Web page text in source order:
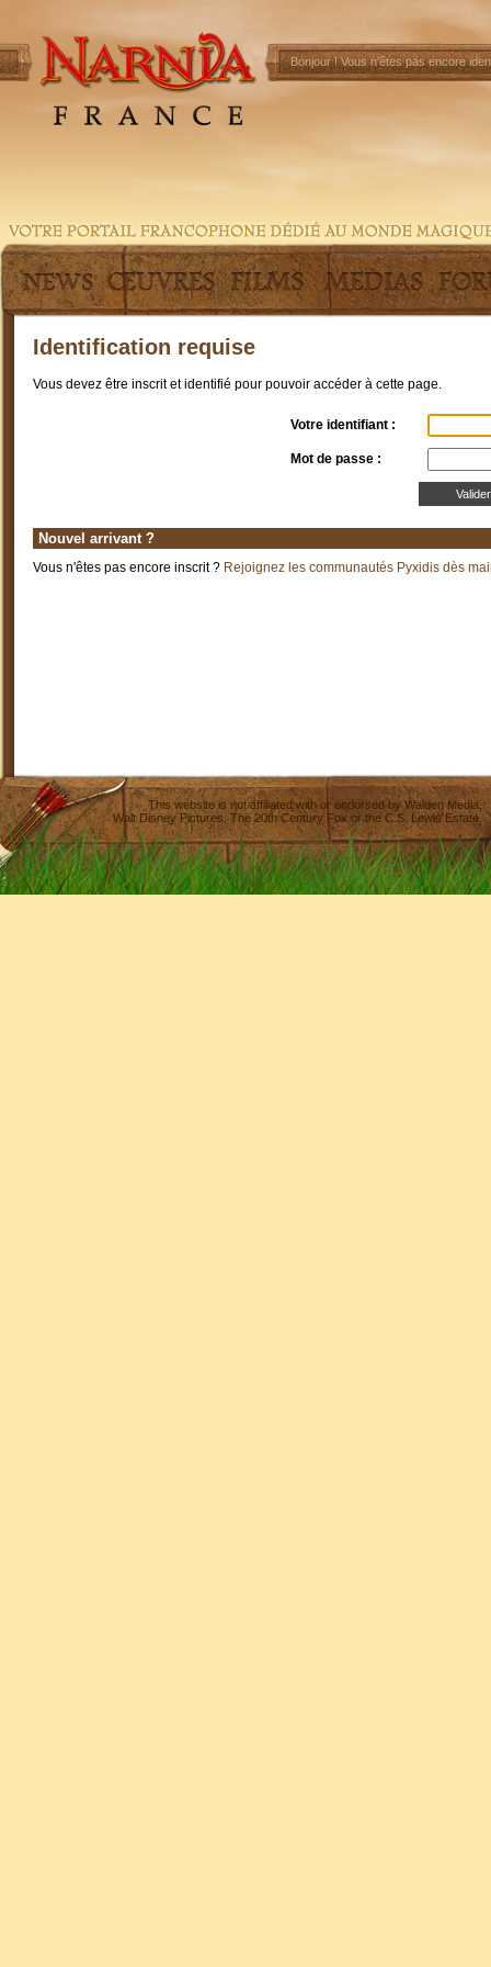
Bonjour !Vous n'êtes pas encore
Identification requise
Vous devez être inscrit et identifié pour pouvoir accéder à cette page.
Votre identifiant :
Mot de passe :
Nouvel arrivant ?
Vous n'êtes pas encore inscrit ? Rejoignez les communautés Pyxidis dès
This website is not affiliated with or endorsed byWalden Media
Walt Disney Pictures,The 20th Century Fox or the C.S. Lewis Estate.